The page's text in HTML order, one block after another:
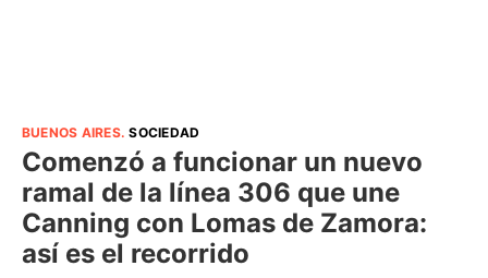
BUENOS AIRES.SOCIEDAD
Comenzó a funcionar un nuevo
ramal de la línea 306 que une
Canning con Lomas de Zamora:
así es el recorrido